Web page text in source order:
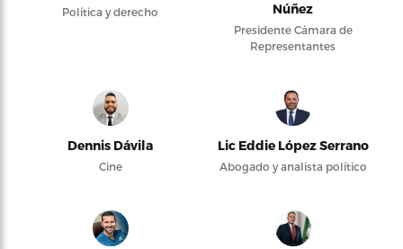
Política y derecho
Núñez
Presidente Cámara de
Representantes
Dennis Dávila
Cine
Lic Eddie López Serrano
Abogado y analista político